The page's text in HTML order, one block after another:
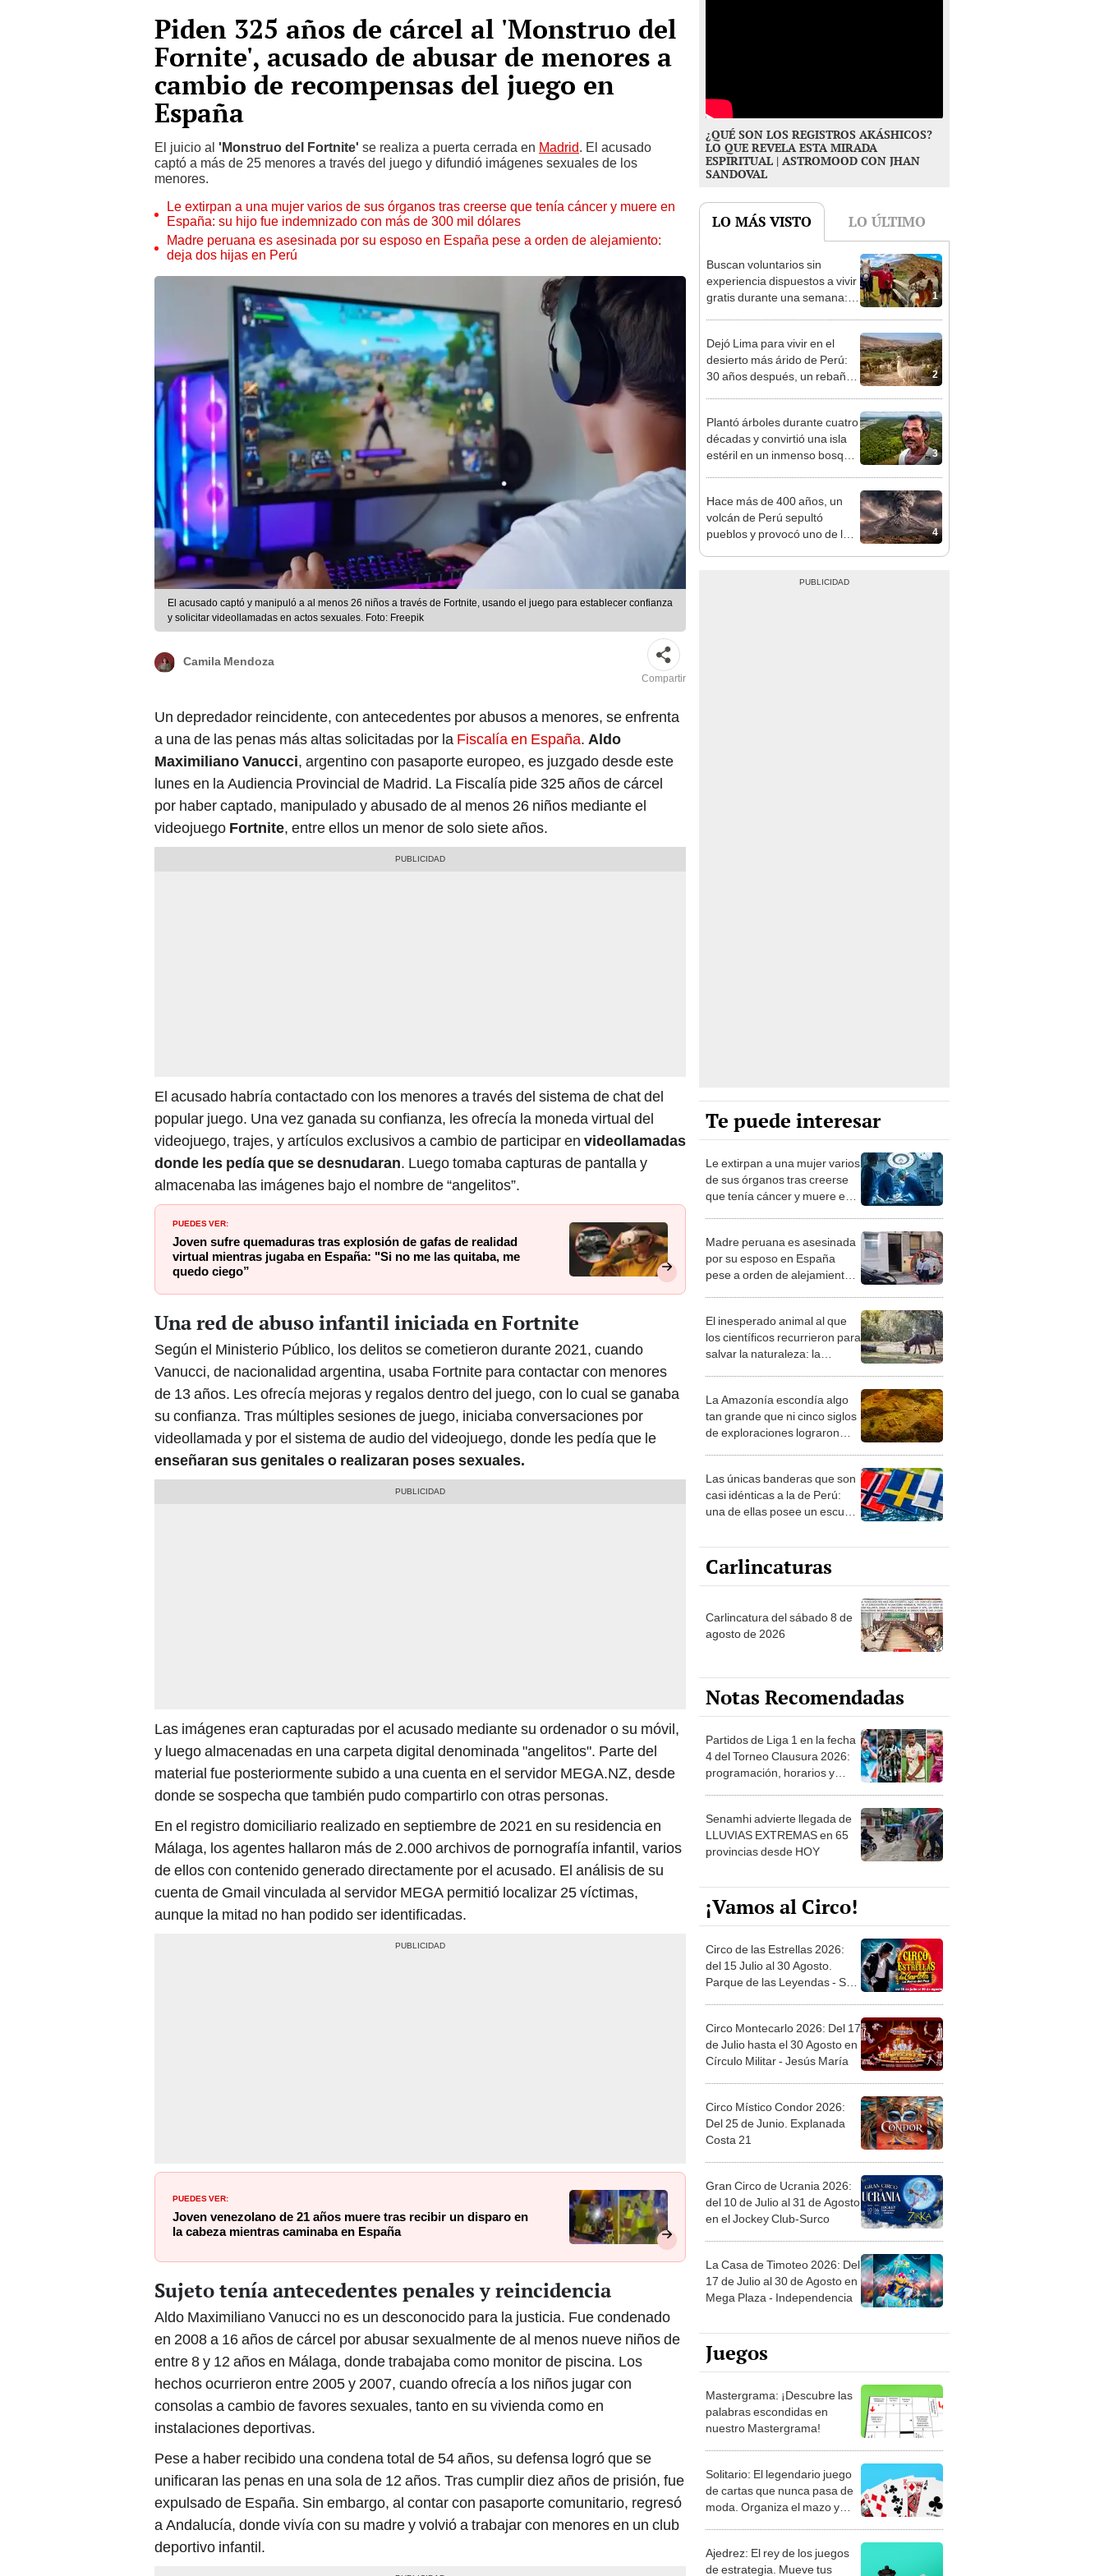
Piden 325 años de cárcel al 'Monstruo del
Fornite', acusado de abusar de menores a
cambio de recompensas del juego en
España
El juicio al 'Monstruo del Fortnite' se realiza a puerta cerrada en Madrid . El acusado
captó a más de 25 menores a través del juego y difundió imágenes sexuales de los
menores.
Le extirpan a una mujer varios de sus órganos tras creerse que tenía cáncer y muere en
España: su hijo fue indemnizado con más de 300 mil dólares
Madre peruana es asesinada por su esposo en España pese a orden de alejamiento:
deja dos hijas en Perú
El acusado captó y manipuló a al menos 26 niños a través de Fortnite, usando el juego para establecer confianza
y solicitar videollamadas en actos sexuales. Foto: Freepik
Camila Mendoza
Compartir
Un depredador reincidente, con antecedentes por abusos a menores, se enfrenta
a una de las penas más altas solicitadas por la Fiscalía en España Aldo
Maximiliano Vanucci , argentino con pasaporte europeo, es juzgado desde este
lunes en la Audiencia Provincial de Madrid. La Fiscalía pide 325 años de cárcel
por haber captado, manipulado y abusado de al menos 26 niños mediante el
videojuego Fortnite , entre ellos un menor de solo siete años.
El acusado habría contactado con los menores a través del sistema de chat del
popular juego. Una vez ganada su confianza, les ofrecía la moneda virtual del
videojuego, trajes, y artículos exclusivos a cambio de participar en videollamadas
donde les pedía que se desnudaran . Luego tomaba capturas de pantalla y
almacenaba las imágenes bajo el nombre de “angelitos”.
PUEDES VER:
Joven sufre quemaduras tras explosión de gafas de realidad
virtual mientras jugaba en España: "Si no me las quitaba, me
quedo ciego”
Una red de abuso infantil iniciada en Fortnite
Según el Ministerio Público, los delitos se cometieron durante 2021, cuando
Vanucci, de nacionalidad argentina, usaba Fortnite para contactar con menores
de 13 años. Les ofrecía mejoras y regalos dentro del juego, con lo cual se ganaba
su confianza. Tras múltiples sesiones de juego, iniciaba conversaciones por
videollamada y por el sistema de audio del videojuego, donde les pedía que le
enseñaran sus genitales o realizaran poses sexuales.
Las imágenes eran capturadas por el acusado mediante su ordenador o su móvil,
y luego almacenadas en una carpeta digital denominada "angelitos". Parte del
material fue posteriormente subido a una cuenta en el servidor MEGA.NZ, desde
donde se sospecha que también pudo compartirlo con otras personas.
En el registro domiciliario realizado en septiembre de 2021 en su residencia en
Málaga, los agentes hallaron más de 2.000 archivos de pornografía infantil, varios
de ellos con contenido generado directamente por el acusado. El análisis de su
cuenta de Gmail vinculada al servidor MEGA permitió localizar 25 víctimas,
aunque la mitad no han podido ser identificadas.
PUEDES VER:
Joven venezolano de 21 años muere tras recibir un disparo en
la cabeza mientras caminaba en España
Sujeto tenía antecedentes penales y reincidencia
Aldo Maximiliano Vanucci no es un desconocido para la justicia. Fue condenado
en 2008 a 16 años de cárcel por abusar sexualmente de al menos nueve niños de
entre 8 y 12 años en Málaga, donde trabajaba como monitor de piscina. Los
hechos ocurrieron entre 2005 y 2007, cuando ofrecía a los niños jugar con
consolas a cambio de favores sexuales, tanto en su vivienda como en
instalaciones deportivas.
Pese a haber recibido una condena total de 54 años, su defensa logró que se
unificaran las penas en una sola de 12 años. Tras cumplir diez años de prisión, fue
expulsado de España. Sin embargo, al contar con pasaporte comunitario, regresó
a Andalucía, donde vivía con su madre y volvió a trabajar con menores en un club
deportivo infantil.
¿QUÉ SON LOS REGISTROS AKÁSHICOS?
LO QUE REVELA ESTA MIRADA
ESPIRITUAL | ASTROMOOD CON JHAN
SANDOVAL
LO MÁS VISTO LO ÚLTIMO
1
Buscan voluntarios sin
experiencia dispuestos a vivir
gratis durante una semana:
un refugio por 2 horas
2
Dejó Lima para vivir en el
desierto más árido de Perú:
30 años después, un rebaño
3
Plantó árboles durante cuatro
décadas y convirtió una isla
estéril en un inmenso bosque:
4
Hace más de 400 años, un
volcán de Perú sepultó
pueblos y provocó uno de los
Te puede interesar
Le extirpan a una mujer varios
de sus órganos tras creerse
que tenía cáncer y muere en
mil dólares
Madre peruana es asesinada
por su esposo en España
pese a orden de alejamiento:
El inesperado animal al que
los científicos recurrieron para
salvar la naturaleza: la
desierto en un paisaje con
más vida
La Amazonía escondía algo
tan grande que ni cinco siglos
de exploraciones lograron
sabía sobre su pasado
Las únicas banderas que son
casi idénticas a la de Perú:
una de ellas posee un escudo
Carlincaturas
Carlincatura del sábado 8 de
agosto de 2026
Notas Recomendadas
Partidos de Liga 1 en la fecha
4 del Torneo Clausura 2026:
programación, horarios y
Senamhi advierte llegada de
LLUVIAS EXTREMAS en 65
provincias desde HOY
¡Vamos al Circo!
Circo de las Estrellas 2026:
del 15 Julio al 30 Agosto.
Parque de las Leyendas - San
Circo Montecarlo 2026: Del 17
de Julio hasta el 30 Agosto en
Círculo Militar - Jesús María
Circo Místico Condor 2026:
Del 25 de Junio. Explanada
Costa 21
Gran Circo de Ucrania 2026:
del 10 de Julio al 31 de Agosto
en el Jockey Club-Surco
La Casa de Timoteo 2026: Del
17 de Julio al 30 de Agosto en
Mega Plaza - Independencia
Juegos
Mastergrama: ¡Descubre las
palabras escondidas en
nuestro Mastergrama!
Solitario: El legendario juego
de cartas que nunca pasa de
moda. Organiza el mazo y
Ajedrez: El rey de los juegos
de estrategia. Mueve tus